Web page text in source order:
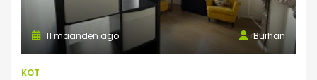
Burhan
11 maanden ago
KOT